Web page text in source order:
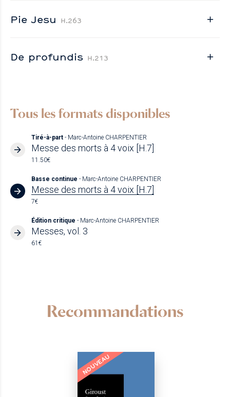
Pie Jesu H.263
De profundis H.213
Tous les formats disponibles
Tiré-à-part - Marc-Antoine CHARPENTIER
Messe des morts à 4 voix [H.7]
11.50€
Basse continue - Marc-Antoine CHARPENTIER
Messe des morts à 4 voix [H.7]
7€
Édition critique - Marc-Antoine CHARPENTIER
Messes, vol. 3
61€
Recommandations
NOUVEAU